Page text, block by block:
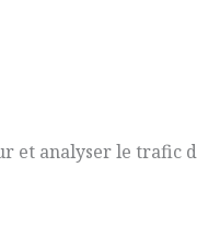
analyser le trafic